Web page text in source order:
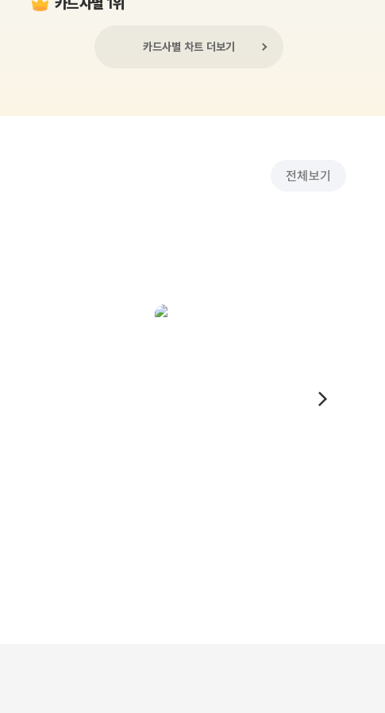
카드사별 차트 더보기
전체보기